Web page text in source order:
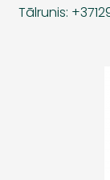
Tālrunis: